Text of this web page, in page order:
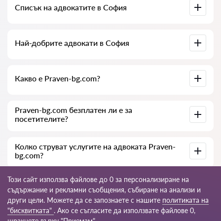
на документите по делото. Списък на колегията на
адвокатите в София. Цени за услугите на адвокатите и
Списък на адвокатите в София
специално за вас. Пълна биография на адвокатите с
телефонни номера.
Най-добрите адвокати в София
пълна информация. Цени, отзиви, телефонен номер и
Какво е Praven-bg.com?
Praven-bg.com е съвременна юридическа компания. Ние
помагаме на физически и юридически лица, както и на
чуждестранни компании.
Praven-bg.com безплатен ли е за
посетителите?
посетителите в София, но услугите и консултациите,
предоставяни от юристи и адвокати, са платни.
Колко струват услугите на адвоката Praven-
bg.com?
Цената на консултацията и услугите на нашите
специалисти зависи от сложността на въпроса и обема
работа; обикновено консултацията по телефона (онлайн)
е от 35 до 45 €. Цената на договора се обсъжда
индивидуално.
© 2026 Praven-bg.com
Този сайт използва файлове до 0 за персонализиране на
съдържание и рекламни съобщения, събиране на анализи и
други цели. Можете да се запознаете с нашите политиката на
"бисквитката" . Ако се съгласите да използвате файлове 0,